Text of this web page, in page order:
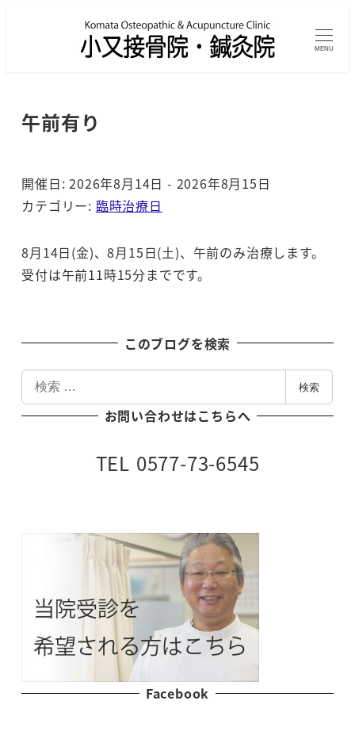
MENU
午前有り
開催日: 2026年8月14日 - 2026年8月15日
カテゴリー: 臨時治療日
8月14日(金)、8月15日(土)、午前のみ治療します。
受付は午前11時15分までです。
このブログを検索
索
検索
お問い合わせはこちらへ
TEL 0577-73-6545
Facebook